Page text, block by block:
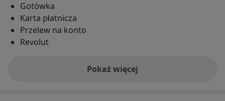
Gotówka
Karta płatnicza
Przelew na konto
Revolut
Pokaż więcej
o adresie